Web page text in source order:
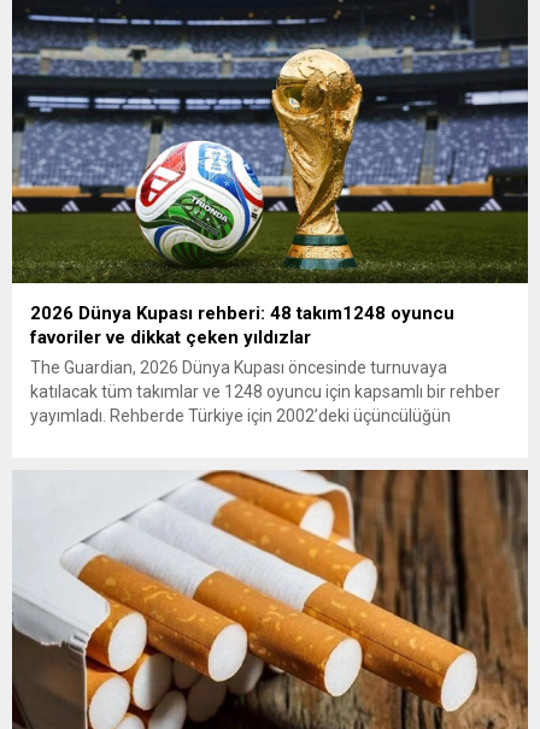
olun. Türkiye’yi...
2026 Dünya Kupası rehberi: 48 takım1248 oyuncu
favoriler ve dikkat çeken yıldızlar
The Guardian, 2026 Dünya Kupası öncesinde turnuvaya
katılacak tüm takımlar ve 1248 oyuncu için kapsamlı bir rehber
yayımladı. Rehberde Türkiye için 2002’deki üçüncülüğün
yaratmaya hazır” olarak değerlendirildi. A Milli Takım’ın yıldızı
Arda Güler gösterildi. The...